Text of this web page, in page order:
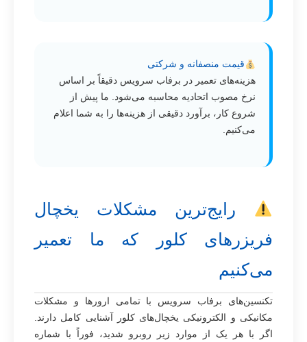
قیمت منصفانه و شرکتی
هزینه‌های تعمیر در برفاب سرویس دقیقاً بر اساس
نرخ مصوب اتحادیه محاسبه می‌شود. ما پیش از
شروع کار، برآورد دقیقی از هزینه‌ها را به شما اعلام
می‌کنیم.
رایج‌ترین مشکلات یخچال
فریزرهای کلور که ما تعمیر
می‌کنیم
تکنسین‌های برفاب سرویس با تمامی ارورها و مشکلات
مکانیکی و الکترونیکی یخچال‌های کلور آشنایی کامل دارند.
اگر با هر یک از موارد زیر روبرو شدید، فوراً با شماره